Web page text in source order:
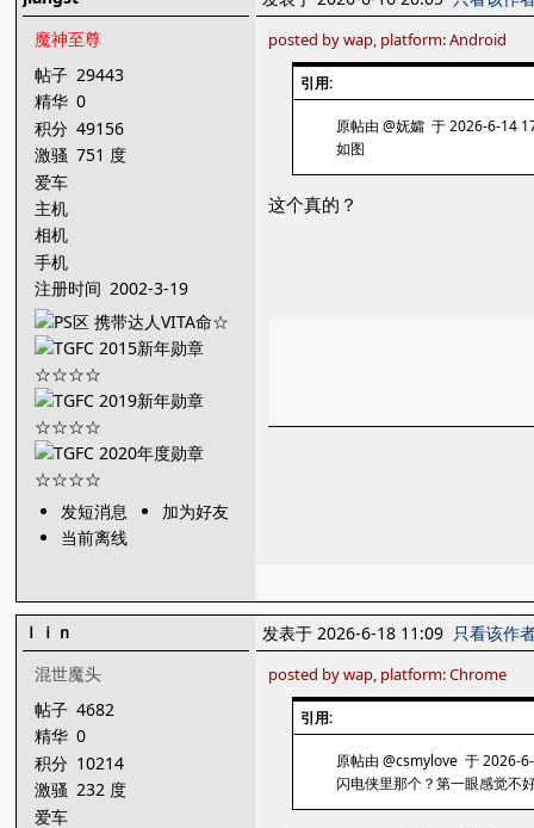
魔神至尊
帖子 29443
精华 0
积分 49156
激骚 751 度
爱车
主机
相机
手机
注册时间 2002-3-19
发短消息
加为好友
当前离线
posted by wap, platform: Android
引用:
原帖由 @妩孀 于 2026-6-14
如图
这个真的？
ｌｉｎ
混世魔头
帖子 4682
精华 0
积分 10214
激骚 232 度
爱车
发表于 2026-6-18 11:09 只看该作
posted by wap, platform: Chrome
引用:
原帖由 @csmylove 于 2026-
闪电侠里那个？第一眼感觉不